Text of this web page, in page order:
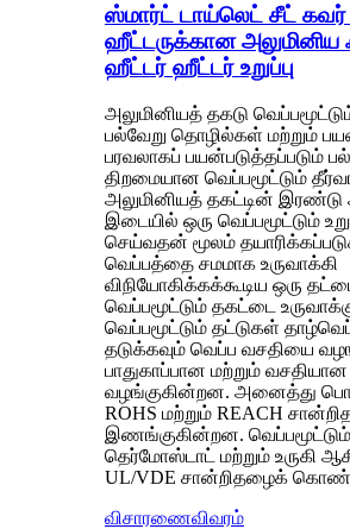
ஸ்மார்ட் டாய்லெட் சீட்
ஹீட்டருக்கான அலுமினிய
ஹீட்டர் ஹீட்டர் உறுப்பு
அலுமினியத் தகடு
பல்வேறு தொழில்கள் மற்றும்
பரவலாகப் பயன்படுத்தப்படும்
திறமையான வெப்பமூட்டும்
அலுமினியத் தகட்டின் இரண்டு
இடையில் ஒரு வெப்பமூட்டும்
செய்வதன் மூலம்
வெப்பத்தை சமமாக உருவாக்கி
விநியோகிக்கக்கூடிய ஒரு
வெப்பமூட்டும் தகட்டை
வெப்பமூட்டும் தட்டுகள்
தடுக்கவும் வெப்ப வசதியை
பாதுகாப்பான மற்றும்
வழங்குகின்றன. அனைத்து
ROHS மற்றும் REACH
இணங்குகின்றன. வெப்பமூட்டும்
தெர்மோஸ்டாட் மற்றும் உருகி
UL/VDE சான்றிதழைக்
விசாரணைவிவரம்